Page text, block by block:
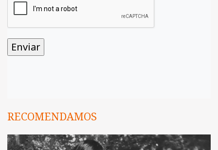
RECOMENDAMOS